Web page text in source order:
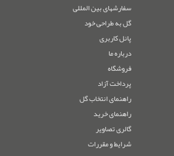
سفارشهای بین المللی
گل به طراحی خود
پانل کاربری
درباره ما
فروشگاه
پرداخت آزاد
راهنمای انتخاب گل
راهنمای خرید
گالری تصاویر
شرایط و مقررات